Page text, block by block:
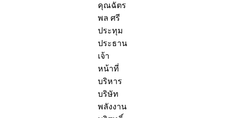
คุณฉัตร
พล ศรี
ประทุม
ประธาน
เจ้า
หน้าที่
บริหาร
บริษัท
พลังงาน